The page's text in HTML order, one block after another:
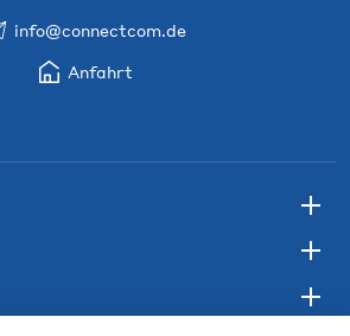
info@connectcom.de
Anfahrt